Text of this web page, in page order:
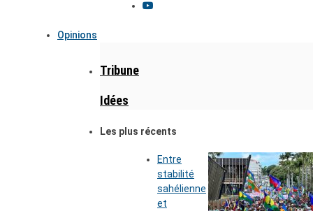
Opinions
Tribune
Idées
Les plus récents
Entre
stabilité
sahélienne
et